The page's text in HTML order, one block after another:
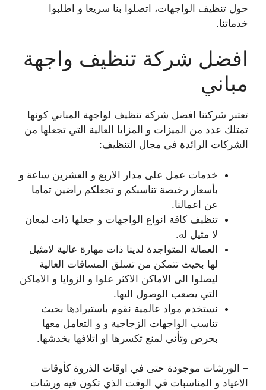
حول تنظيف الواجهات، اتصلوا بنا سريعا و اطلبوا
خدماتنا.
افضل شركة تنظيف واجهة
مباني
تعتبر شركتنا افضل شركة تنظيف لواجهة المباني كونها
تمتلك عدد من الميزات و المزايا العالية التي تجعلها من
الشركات الرائدة في مجال التنظيف:
خدمات عمل على مدار الاربع و العشرين ساعة و
بأسعار رخيصة تناسبكم و تجعلكم راضين تماما
عن اعمالنا.
تنظيف كافة انواع الواجهات و جعلها ذات لمعان
لا مثيل له.
العمالة المتواجدة لدينا ذات مهارة عالية لامثيل
لها بحيث تتمكن من تسلق المسافات العالية
ليصلوا الى الاماكن الاكثر علوا و الزوايا و الاماكن
التي يصعب الوصول اليها.
نستخدم مواد عالمية نقوم باستيرادها بحيث
تناسب الواجهات الزجاجية و و التعامل معها
بحرص وتأني لمنع تكسرها او اتلافها بخدشها.
– الورشات موجودة حتى في اوقات الذروة كأوقات
الاعياد و المناسبات في الوقت الذي تكون فيه ورشات